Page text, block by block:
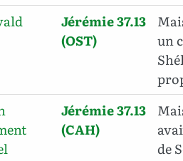
Jérémie 37.13
(OST)
un
Jérémie 37.13
(CAH)
de